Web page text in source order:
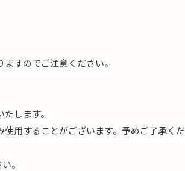
すのでご注意ください。
します。
用することがございます。予めご了承くだ
。